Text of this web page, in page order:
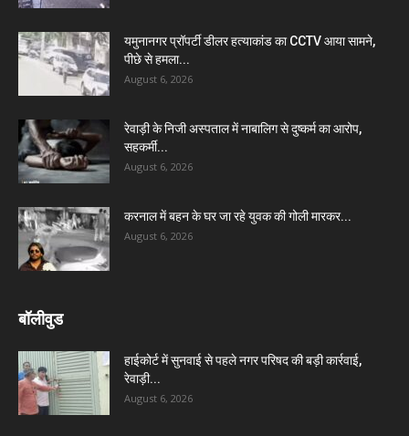
यमुनानगर प्रॉपर्टी डीलर हत्याकांड का CCTV आया सामने,
पीछे से हमला...
August 6, 2026
रेवाड़ी के निजी अस्पताल में नाबालिग से दुष्कर्म का आरोप,
सहकर्मी...
August 6, 2026
करनाल में बहन के घर जा रहे युवक की गोली मारकर...
August 6, 2026
बॉलीवुड
हाईकोर्ट में सुनवाई से पहले नगर परिषद की बड़ी कार्रवाई,
रेवाड़ी...
August 6, 2026